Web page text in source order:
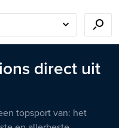
direct uit
topsport van: het